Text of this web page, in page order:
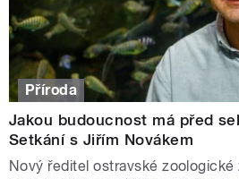
Příroda
Jakou budoucnost má před
Setkání s Jiřím Novákem
Nový ředitel ostravské zoologické